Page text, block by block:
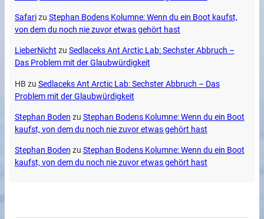
Safarizu Stephan Bodens Kolumne: Wenn du ein Boot kaufst,
von dem du noch nie zuvor etwas gehört hast
LieberNicht zu Sedlaceks Ant Arctic Lab: Sechster Abbruch –
Das Problem mit der Glaubwürdigkeit
HB zu Sedlaceks Ant Arctic Lab: Sechster Abbruch – Das
Problem mit der Glaubwürdigkeit
Stephan Boden zu Stephan Bodens Kolumne: Wenn du ein Boot
kaufst, von dem du noch nie zuvor etwas gehört hast
Stephan Boden zu Stephan Bodens Kolumne: Wenn du ein Boot
kaufst, von dem du noch nie zuvor etwas gehört hast